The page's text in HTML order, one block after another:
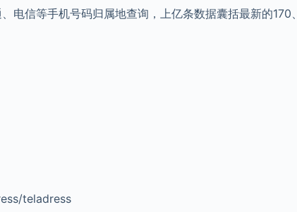
电信等手机号码归属地查询，上亿条数据囊括最新的170、
teladress